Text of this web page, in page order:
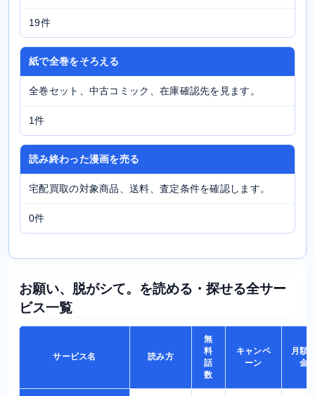
19件
紙で全巻をそろえる
全巻セット、中古コミック、在庫確認先を見ます。
1件
読み終わった漫画を売る
宅配買取の対象商品、送料、査定条件を確認します。
0件
お願い、脱がシて。を読める・探せる全サー
ビス一覧
サービス名 読み方
無
料
話
数
キャンペ
ーン
月額
金